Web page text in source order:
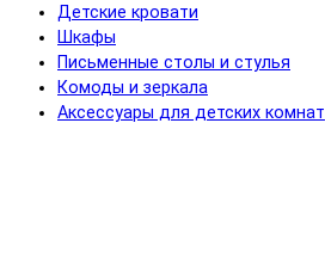
Детские кровати
Шкафы
Письменные столы и стулья
Комоды и зеркала
Аксессуары для детских комнат